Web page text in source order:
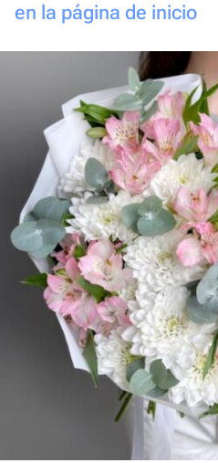
en la página de inicio